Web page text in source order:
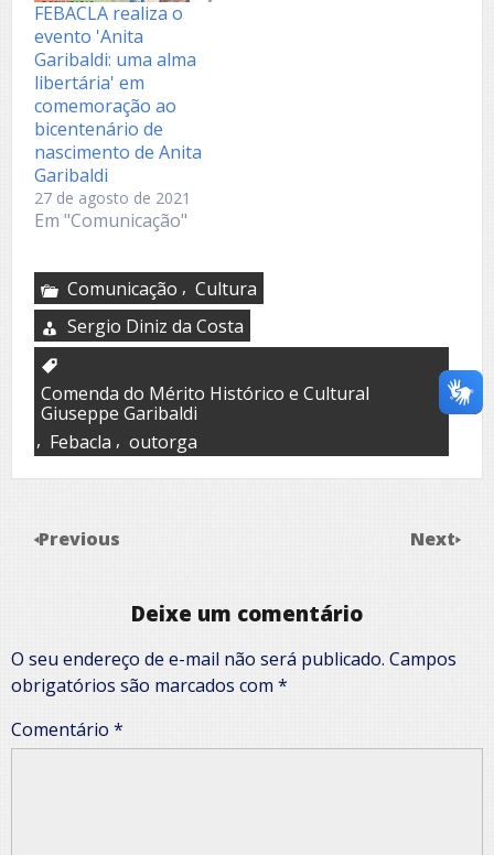
FEBACLA realiza o
evento 'Anita
Garibaldi: uma alma
libertária' em
comemoração ao
bicentenário de
nascimento de Anita
Garibaldi
27 de agosto de 2021
Em "Comunicação"
Comunicação , Cultura
Sergio Diniz da Costa
Comenda do Mérito Histórico e Cultural
Giuseppe Garibaldi
, Febacla , outorga
Previous Next
Deixe um comentário
O seu endereço de e-mail não será publicado. Campos
obrigatórios são marcados com *
Comentário *